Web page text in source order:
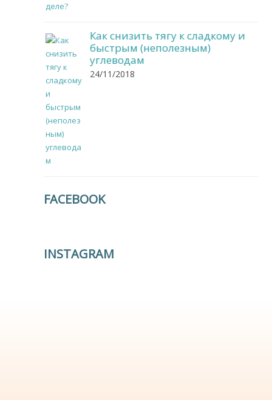
Как снизить тягу к сладкому и
быстрым (неполезным)
углеводам
24/11/2018
FACEBOOK
INSTAGRAM